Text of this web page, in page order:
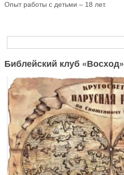
Опыт работы с детьми – 18 лет.
Форма поиска
Библейский клуб «Восход»